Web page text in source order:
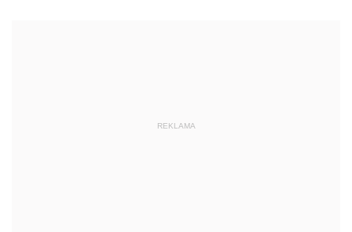
REKLAMA